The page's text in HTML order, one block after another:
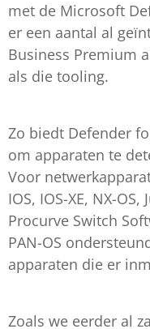
met de Microsoft
er een aantal al
Business Premium
als die tooling.
Zo biedt Defender
om apparaten te
Voor
IOS, IOS-XE, NX-OS,
Procurve Switch
PAN-OS
apparaten die er
Zoals we eerder al